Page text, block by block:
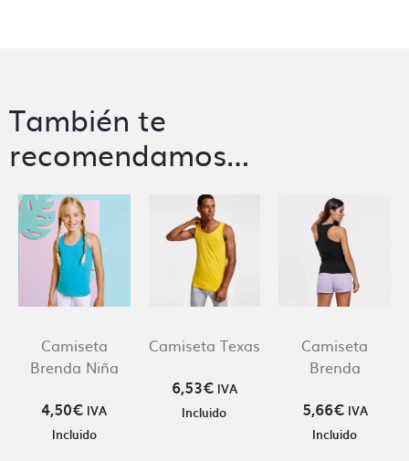
También te
recomendamos…
Camiseta
Brenda Niña
4,50€ IVA
Incluido
Camiseta Texas
6,53€ IVA
Incluido
Camiseta
Brenda
5,66€ IVA
Incluido